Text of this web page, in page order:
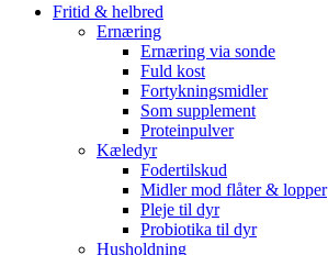
Fritid & helbred
Ernæring
Ernæring via sonde
Fuld kost
Fortykningsmidler
Som supplement
Proteinpulver
Kæledyr
Fodertilskud
Midler mod flåter & lopper
Pleje til dyr
Probiotika til dyr
Husholdning